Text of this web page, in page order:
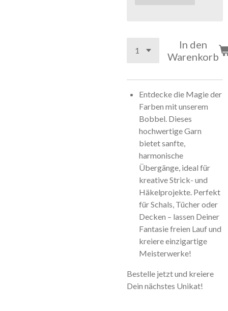
In den
Warenkorb
Entdecke die Magie der
Farben mit unserem
Bobbel. Dieses
hochwertige Garn
bietet sanfte,
harmonische
Übergänge, ideal für
kreative Strick- und
Häkelprojekte. Perfekt
für Schals, Tücher oder
Decken – lassen Deiner
Fantasie freien Lauf und
kreiere einzigartige
Meisterwerke!
Bestelle jetzt und kreiere
Dein nächstes Unikat!